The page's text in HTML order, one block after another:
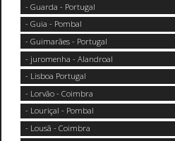
- Guarda - Portugal
- Guia - Pombal
- Guimarães - Portugal
- juromenha - Alandroal
- Lisboa Portugal
- Lorvão - Coimbra
- Louriçal - Pombal
- Lousã - Coimbra